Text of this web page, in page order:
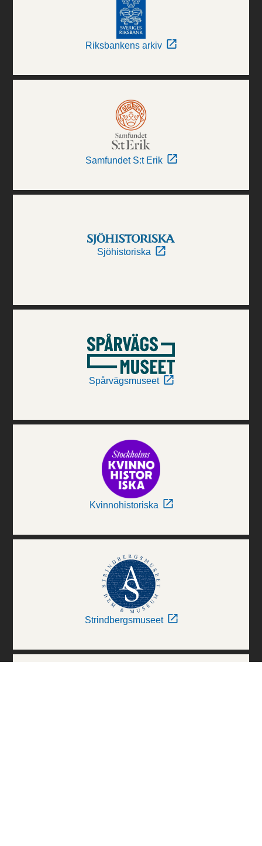
Riksbankens arkiv
Samfundet S:t Erik
Sjöhistoriska
Spårvägsmuseet
Kvinnohistoriska
Strindbergsmuseet